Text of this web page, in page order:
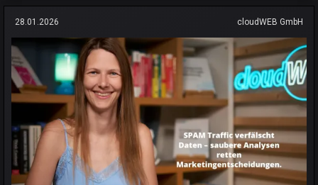
28.01.2026 cloudWEB GmbH